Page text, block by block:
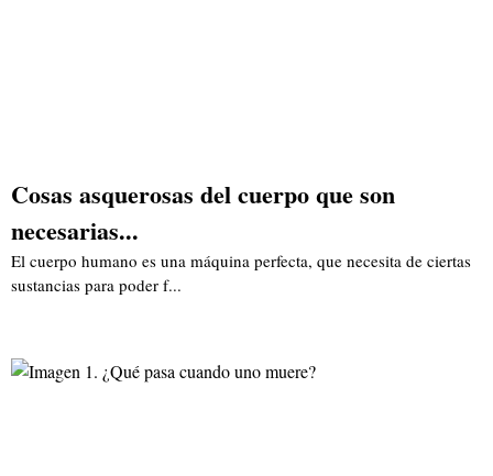
Cosas asquerosas del cuerpo que son
necesarias...
El cuerpo humano es una máquina perfecta, que necesita de ciertas
sustancias para poder f...